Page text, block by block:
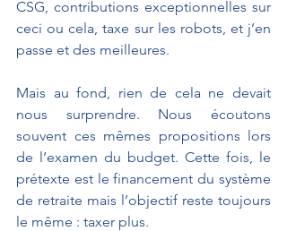
CSG, contributions exceptionnelles sur
ceci ou cela, taxe sur les robots, et j’en
passe et des meilleures.
Mais au fond, rien de cela ne devait
nous surprendre. Nous écoutons
souvent ces mêmes propositions lors
de l’examen du budget. Cette fois, le
prétexte est le financement du système
de retraite mais l’objectif reste toujours
le même : taxer plus.